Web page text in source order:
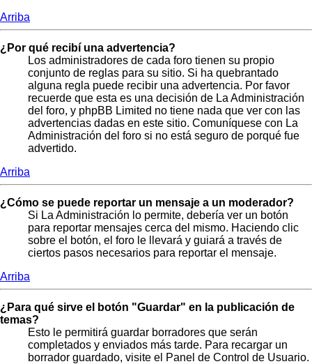
Arriba
¿Por qué recibí una advertencia?
Los administradores de cada foro tienen su propio
conjunto de reglas para su sitio. Si ha quebrantado
alguna regla puede recibir una advertencia. Por favor
recuerde que esta es una decisión de La Administración
del foro, y phpBB Limited no tiene nada que ver con las
advertencias dadas en este sitio. Comuníquese con La
Administración del foro si no está seguro de porqué fue
advertido.
Arriba
¿Cómo se puede reportar un mensaje a un moderador?
Si La Administración lo permite, debería ver un botón
para reportar mensajes cerca del mismo. Haciendo clic
sobre el botón, el foro le llevará y guiará a través de
ciertos pasos necesarios para reportar el mensaje.
Arriba
¿Para qué sirve el botón "Guardar" en la publicación de
temas?
Esto le permitirá guardar borradores que serán
completados y enviados más tarde. Para recargar un
borrador guardado, visite el Panel de Control de Usuario.